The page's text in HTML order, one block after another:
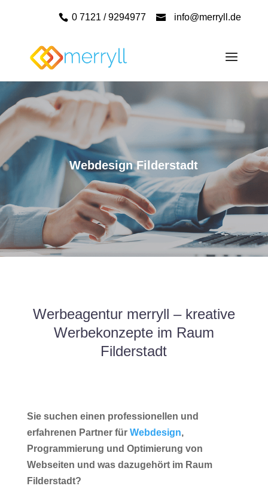
0 7121 / 9294977 info@merryll.de
Webdesign Filderstadt
Werbeagentur merryll – kreative
Werbekonzepte im Raum
Filderstadt
Sie suchen einen professionellen und
erfahrenen Partner für Webdesign,
Programmierung und Optimierung von
Webseiten und was dazugehört im Raum
Filderstadt?